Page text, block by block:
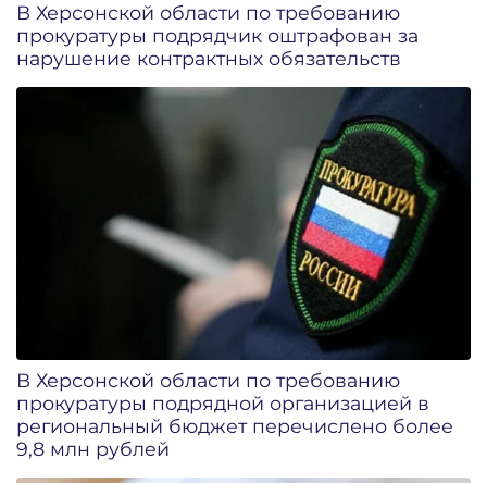
В Херсонской области по требованию
прокуратуры подрядчик оштрафован за
нарушение контрактных обязательств
В Херсонской области по требованию
прокуратуры подрядной организацией в
региональный бюджет перечислено более
9,8 млн рублей